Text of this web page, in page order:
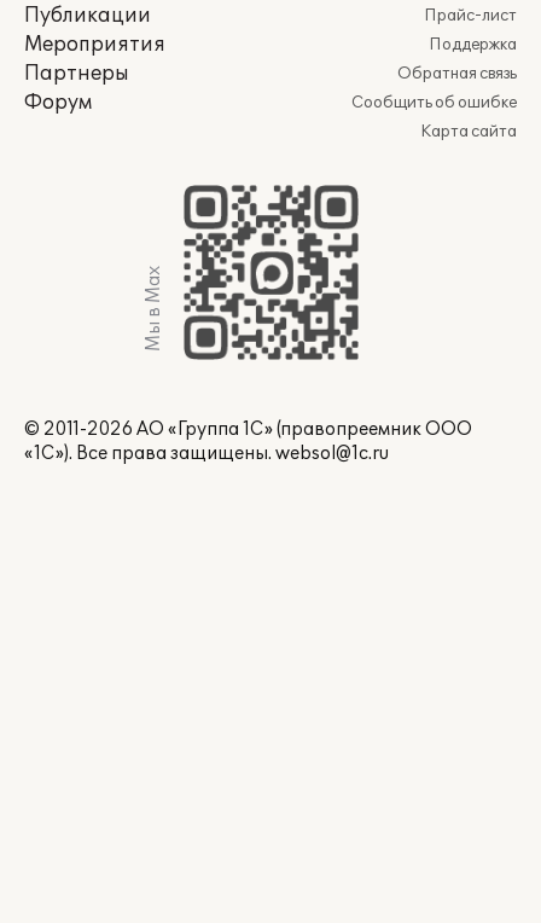
Публикации
Мероприятия
Партнеры
Форум
Прайс-лист
Поддержка
Обратная связь
Сообщить об ошибке
Карта сайта
Мы в Max
© 2011-2026 АО «Группа 1С» (правопреемник ООО
«1С»). Все права защищены. websol@1c.ru